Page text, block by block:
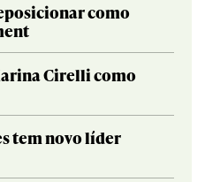
como
Cirelli como
tem novo líder